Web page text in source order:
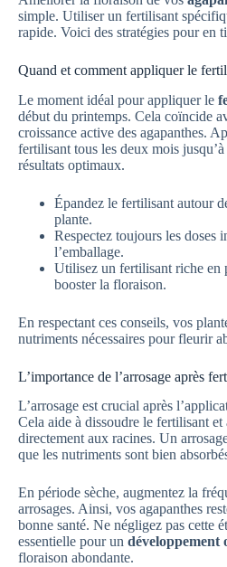
simple. Utiliser un fertilisant
rapide. Voici des stratégies pour en
Quand et comment appliquer le
Le moment idéal pour appliquer le
début du printemps. Cela coïncide
croissance active des agapanthes.
fertilisant tous les deux mois
résultats optimaux.
Épandez le fertilisant autour
plante.
Respectez toujours les doses
l’emballage.
Utilisez un fertilisant riche en
booster la floraison.
En respectant ces conseils, vos
nutriments nécessaires pour fleurir
L’importance de l’arrosage après
L’arrosage est crucial après
Cela aide à dissoudre le fertilisant et
directement aux racines. Un
que les nutriments sont bien
En période sèche, augmentez la
arrosages. Ainsi, vos agapanthes
bonne santé. Ne négligez pas cette
essentielle pour un développement
floraison abondante.